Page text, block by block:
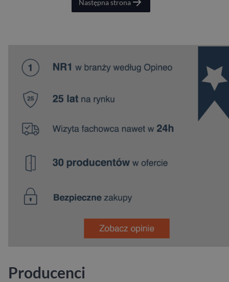
Następna strona
Producenci